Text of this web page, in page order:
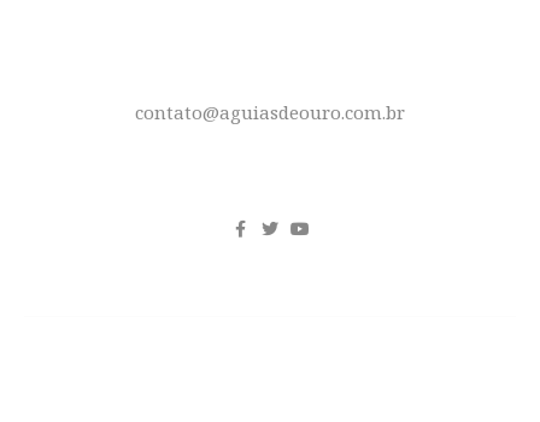
contato@aguiasdeouro.com.br